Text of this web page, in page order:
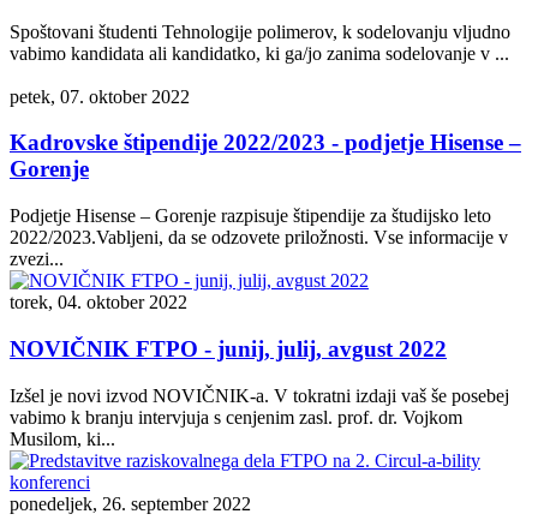
Spoštovani študenti Tehnologije polimerov, k sodelovanju vljudno
vabimo kandidata ali kandidatko, ki ga/jo zanima sodelovanje v ...
petek, 07. oktober 2022
Kadrovske štipendije 2022/2023 - podjetje Hisense –
Gorenje
Podjetje Hisense – Gorenje razpisuje štipendije za študijsko leto
2022/2023.Vabljeni, da se odzovete priložnosti. Vse informacije v
zvezi...
torek, 04. oktober 2022
NOVIČNIK FTPO - junij, julij, avgust 2022
Izšel je novi izvod NOVIČNIK-a. V tokratni izdaji vaš še posebej
vabimo k branju intervjuja s cenjenim zasl. prof. dr. Vojkom
Musilom, ki...
ponedeljek, 26. september 2022